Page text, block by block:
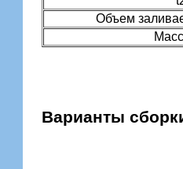
Объем
Варианты